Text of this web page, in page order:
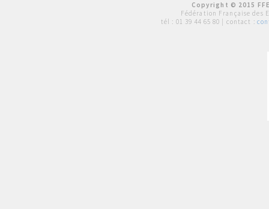
Copyright © 2015
Fédération Française des
tél : 01 39 44 65 80 | contact :